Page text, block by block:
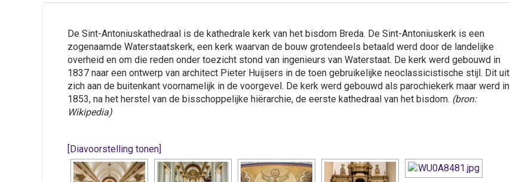
De Sint-Antoniuskathedraal is de kathedrale kerk van het bisdom Breda. De Sint-Antoniuskerk is een
zogenaamde Waterstaatskerk, een kerk waarvan de bouw grotendeels betaald werd door de landelijke
overheid en om die reden onder toezicht stond van ingenieurs van Waterstaat. De kerk werd gebouwd in
1837 naar een ontwerp van architect Pieter Huijsers in de toen gebruikelijke neoclassicistische stijl. Dit uit
zich aan de buitenkant voornamelijk in de voorgevel. De kerk werd gebouwd als parochiekerk maar werd in
1853, na het herstel van de bisschoppelijke hiërarchie, de eerste kathedraal van het bisdom. (bron:
Wikipedia)
[Diavoorstelling tonen]